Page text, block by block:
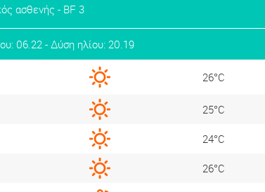
ασθενής - BF 3
06.22 - Δύση ηλίου: 20.19
26°C
25°C
24°C
26°C